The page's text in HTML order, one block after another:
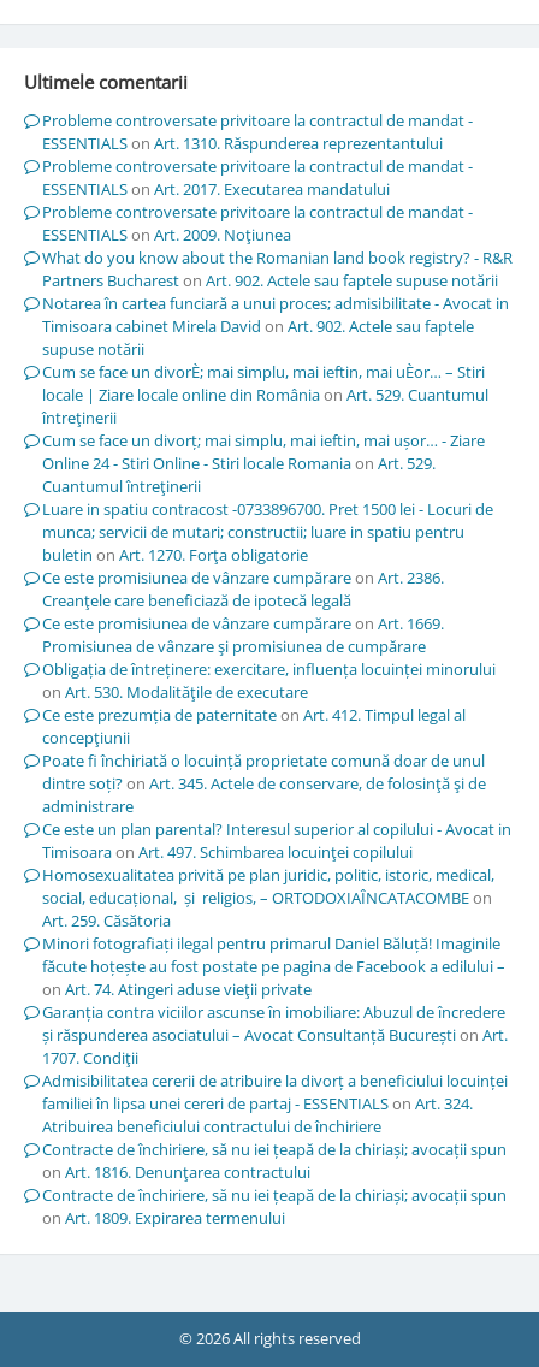
Ultimele comentarii
Probleme controversate privitoare la contractul de mandat -
ESSENTIALSon Art. 1310. Răspunderea reprezentantului
Probleme controversate privitoare la contractul de mandat -
ESSENTIALSon Art. 2017. Executarea mandatului
Probleme controversate privitoare la contractul de mandat -
ESSENTIALSon Art. 2009. Noţiunea
What do you know about the Romanian land book registry? - R&R
Partners Buchareston Art. 902. Actele sau faptele supuse notării
Notarea în cartea funciară a unui proces; admisibilitate - Avocat in
Timisoara cabinet Mirela David on Art. 902. Actele sau faptele
supuse notării
Cum se face un divorÈ; mai simplu, mai ieftin, mai uÈor… – Stiri
locale | Ziare locale online din Româniaon Art. 529. Cuantumul
întreţinerii
Cum se face un divorț; mai simplu, mai ieftin, mai ușor… - Ziare
Online 24 - Stiri Online - Stiri locale Romaniaon Art. 529.
Cuantumul întreţinerii
Luare in spatiu contracost -0733896700. Pret 1500 lei - Locuri de
munca; servicii de mutari; constructii; luare in spatiu pentru
buletin on Art. 1270. Forţa obligatorie
Ce este promisiunea de vânzare cumpărareon Art. 2386.
Creanţele care beneficiază de ipotecă legală
Ce este promisiunea de vânzare cumpărareon Art. 1669.
Promisiunea de vânzare şi promisiunea de cumpărare
Obligația de întreținere: exercitare, influența locuinței minorului
on Art. 530. Modalităţile de executare
Ce este prezumția de paternitateon Art. 412. Timpul legal al
concepţiunii
Poate fi închiriată o locuință proprietate comună doar de unul
dintre soți?on Art. 345. Actele de conservare, de folosinţă şi de
administrare
Ce este un plan parental? Interesul superior al copilului - Avocat in
Timisoaraon Art. 497. Schimbarea locuinţei copilului
Homosexualitatea privită pe plan juridic, politic, istoric, medical,
social, educațional, și religios, – ORTODOXIAÎNCATACOMBEon
Art. 259. Căsătoria
Minori fotografiați ilegal pentru primarul Daniel Băluță! Imaginile
făcute hoțește au fost postate pe pagina de Facebook a edilului –
on Art. 74. Atingeri aduse vieţii private
Garanția contra viciilor ascunse în imobiliare: Abuzul de încredere
și răspunderea asociatului – Avocat Consultanță Bucureștion Art.
1707. Condiţii
Admisibilitatea cererii de atribuire la divorț a beneficiului locuinței
familiei în lipsa unei cereri de partaj - ESSENTIALSon Art. 324.
Atribuirea beneficiului contractului de închiriere
Contracte de închiriere, să nu iei țeapă de la chiriași; avocații spun
on Art. 1816. Denunţarea contractului
Contracte de închiriere, să nu iei țeapă de la chiriași; avocații spun
on Art. 1809. Expirarea termenului
© 2026 All rights reserved